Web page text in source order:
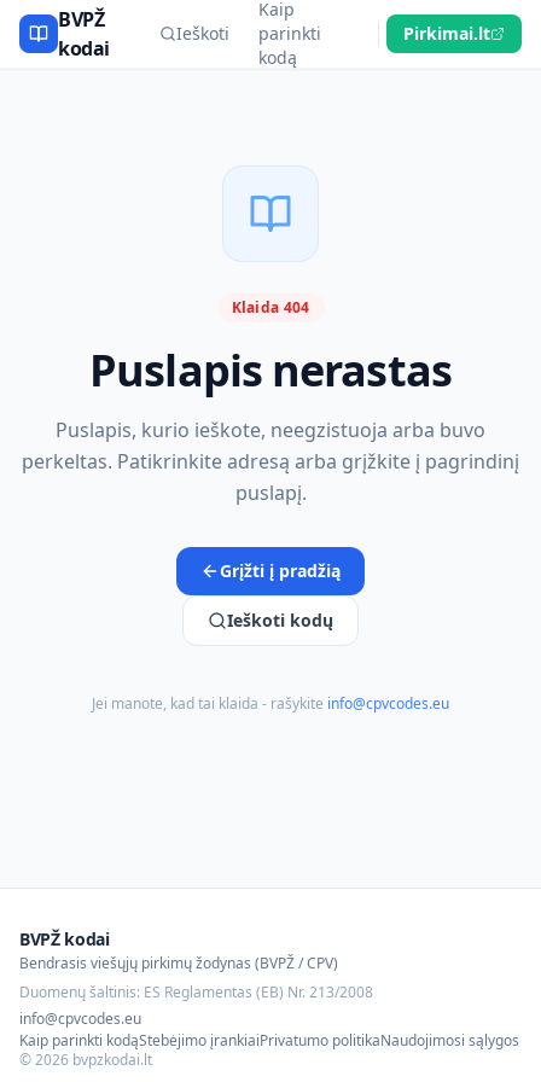
BVPŽ
kodai
Ieškoti
Kaip
parinkti
kodą
Pirkimai.lt
Klaida 404
Puslapis nerastas
Puslapis, kurio ieškote, neegzistuoja arba buvo
perkeltas. Patikrinkite adresą arba grįžkite į pagrindinį
puslapį.
Grįžti į pradžią
Ieškoti kodų
Jei manote, kad tai klaida - rašykite info@cpvcodes.eu
BVPŽ kodai
Bendrasis viešųjų pirkimų žodynas (BVPŽ / CPV)
Duomenų šaltinis: ES Reglamentas (EB) Nr. 213/2008
info@cpvcodes.eu
Kaip parinkti kodąStebėjimo įrankiaiPrivatumo politikaNaudojimosi sąlygos
©2026 bvpzkodai.lt